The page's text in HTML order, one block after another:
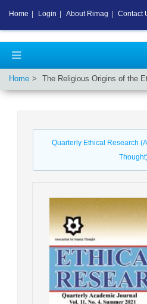
Home The Religious Origins of the
Quarterly Ethical Research
Home Login About Rimag Contact